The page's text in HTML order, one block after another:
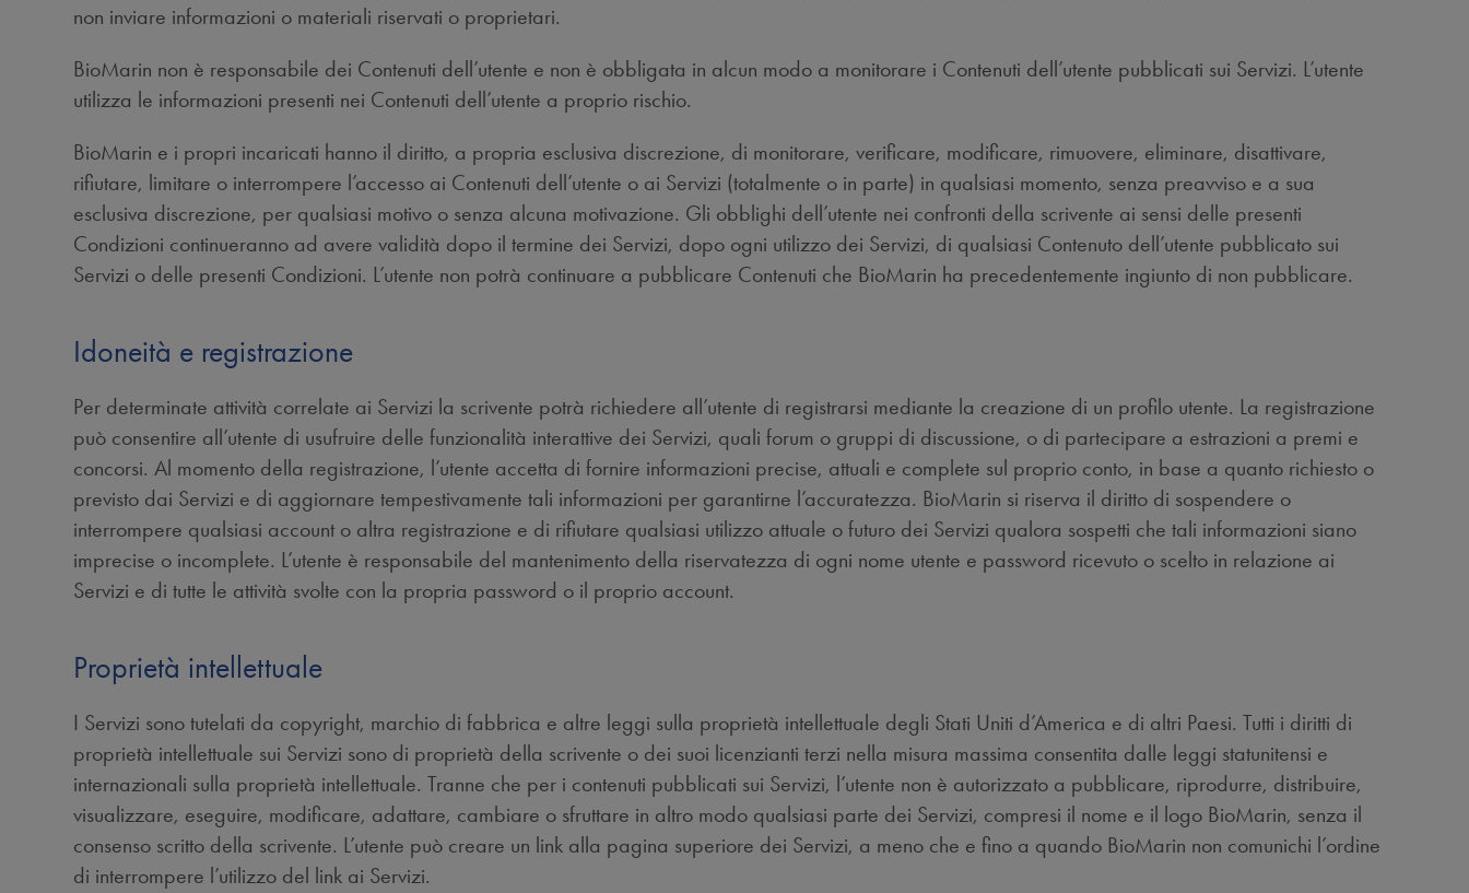
non inviare informazioni o materiali riservati o proprietari.
BioMarin non è responsabile dei Contenuti dell’utente e non è obbligata in alcun modo a monitorare i Contenuti dell’utente pubblicati sui Servizi. L’utente
utilizza le informazioni presenti nei Contenuti dell’utente a proprio rischio.
BioMarin e i propri incaricati hanno il diritto, a propria esclusiva discrezione, di monitorare, verificare, modificare, rimuovere, eliminare, disattivare,
rifiutare, limitare o interrompere l’accesso ai Contenuti dell’utente o ai Servizi (totalmente o in parte) in qualsiasi momento, senza preavviso e a sua
esclusiva discrezione, per qualsiasi motivo o senza alcuna motivazione. Gli obblighi dell’utente nei confronti della scrivente ai sensi delle presenti
Condizioni continueranno ad avere validità dopo il termine dei Servizi, dopo ogni utilizzo dei Servizi, di qualsiasi Contenuto dell’utente pubblicato sui
Servizi o delle presenti Condizioni. L’utente non potrà continuare a pubblicare Contenuti che BioMarin ha precedentemente ingiunto di non pubblicare.
Idoneità e registrazione
Per determinate attività correlate ai Servizi la scrivente potrà richiedere all’utente di registrarsi mediante la creazione di un profilo utente. La registrazione
può consentire all’utente di usufruire delle funzionalità interattive dei Servizi, quali forum o gruppi di discussione, o di partecipare a estrazioni a premi e
concorsi. Al momento della registrazione, l’utente accetta di fornire informazioni precise, attuali e complete sul proprio conto, in base a quanto richiesto o
previsto dai Servizi e di aggiornare tempestivamente tali informazioni per garantirne l’accuratezza. BioMarin si riserva il diritto di sospendere o
interrompere qualsiasi account o altra registrazione e di rifiutare qualsiasi utilizzo attuale o futuro dei Servizi qualora sospetti che tali informazioni siano
imprecise o incomplete. L’utente è responsabile del mantenimento della riservatezza di ogni nome utente e password ricevuto o scelto in relazione ai
Servizi e di tutte le attività svolte con la propria password o il proprio account.
Proprietà intellettuale
I Servizi sono tutelati da copyright, marchio di fabbrica e altre leggi sulla proprietà intellettuale degli Stati Uniti d’America e di altri Paesi. Tutti i diritti di
proprietà intellettuale sui Servizi sono di proprietà della scrivente o dei suoi licenzianti terzi nella misura massima consentita dalle leggi statunitensi e
internazionali sulla proprietà intellettuale. Tranne che per i contenuti pubblicati sui Servizi, l’utente non è autorizzato a pubblicare, riprodurre, distribuire,
visualizzare, eseguire, modificare, adattare, cambiare o sfruttare in altro modo qualsiasi parte dei Servizi, compresi il nome e il logo BioMarin, senza il
consenso scritto della scrivente. L’utente può creare un link alla pagina superiore dei Servizi, a meno che e fino a quando BioMarin non comunichi l’ordine
di interrompere l’utilizzo del link ai Servizi.